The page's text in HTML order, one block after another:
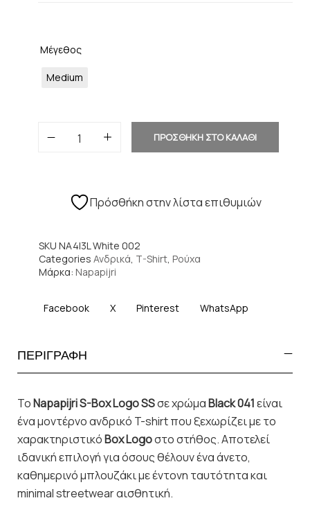
Μέγεθος
Medium
ΠΡΟΣΘΗΚΗ ΣΤΟ ΚΑΛΑΘΙ
Πρόσθήκη στην λίστα επιθυμιών
SKU NA4I3L White 002
Categories Ανδρικά, T-Shirt, Ρούχα
Μάρκα: Napapijri
Facebook X Pinterest WhatsApp
ΠΕΡΙΓΡΑΦΗ
ΤοNapapijri S-Box Logo SSσε χρώμαBlack 041είναι
ένα μοντέρνο ανδρικό T-shirt που ξεχωρίζει με το
χαρακτηριστικόBox Logoστο στήθος. Αποτελεί
ιδανική επιλογή για όσους θέλουν ένα άνετο,
καθημερινό μπλουζάκι με έντονη ταυτότητα και
minimal streetwear αισθητική.